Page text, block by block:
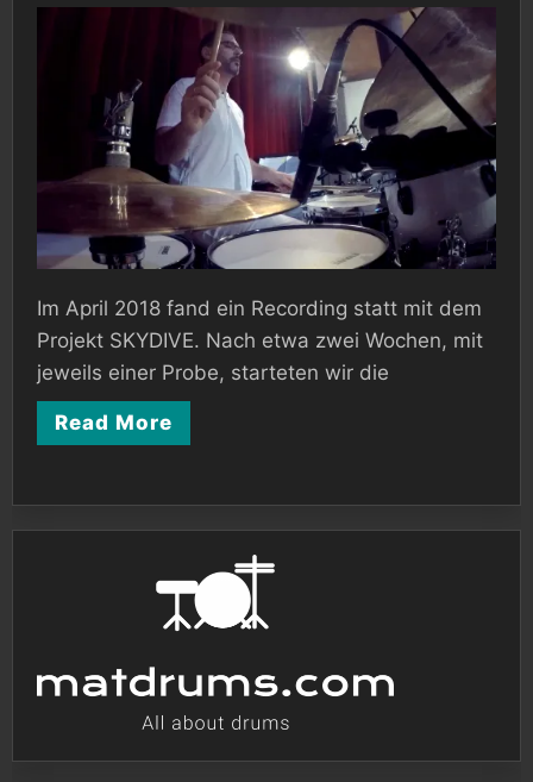
Recording
für
SKYDIVE
Im April 2018 fand ein Recording statt mit dem
Projekt SKYDIVE. Nach etwa zwei Wochen, mit
jeweils einer Probe, starteten wir die
Read More